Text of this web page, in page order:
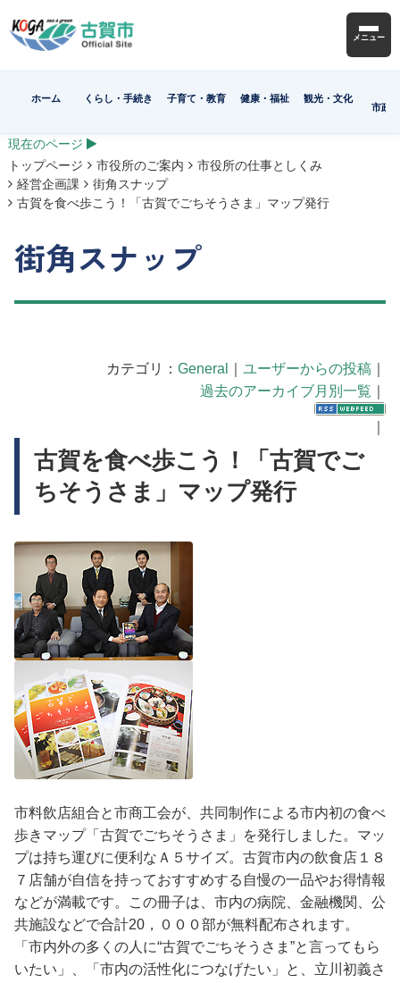
メニュー
ホーム くらし・手続き 子育て・教育 健康・福祉
観光・文化
市政
現在のページ
トップページ
市役所のご案内
市役所の仕事としくみ
経営企画課
街角スナップ
古賀を食べ歩こう！「古賀でごちそうさま」マップ発行
街角スナップ
カテゴリ： General ユーザーからの投稿
過去のアーカイブ月別一覧
古賀を食べ歩こう！「古賀でご
ちそうさま」マップ発行
市料飲店組合と市商工会が、共同制作による市内初の食べ
歩きマップ「古賀でごちそうさま」を発行しました。マッ
プは持ち運びに便利なＡ５サイズ。古賀市内の飲食店１８
７店舗が自信を持っておすすめする自慢の一品やお得情報
などが満載です。この冊子は、市内の病院、金融機関、公
共施設などで合計20，０００部が無料配布されます。
「市内外の多くの人に“古賀でごちそうさま”と言ってもら
いたい」、「市内の活性化につなげたい」と、立川初義さ